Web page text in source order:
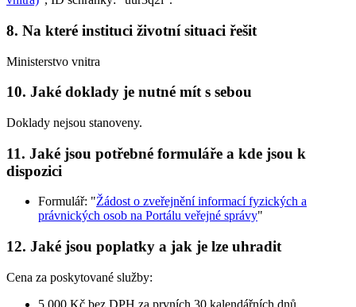
8. Na které instituci životní situaci řešit
Ministerstvo vnitra
10. Jaké doklady je nutné mít s sebou
Doklady nejsou stanoveny.
11. Jaké jsou potřebné formuláře a kde jsou k
dispozici
Formulář: "Žádost o zveřejnění informací fyzických a
právnických osob na Portálu veřejné správy"
12. Jaké jsou poplatky a jak je lze uhradit
Cena za poskytované služby:
5 000 Kč bez DPH za prvních 30 kalendářních dnů